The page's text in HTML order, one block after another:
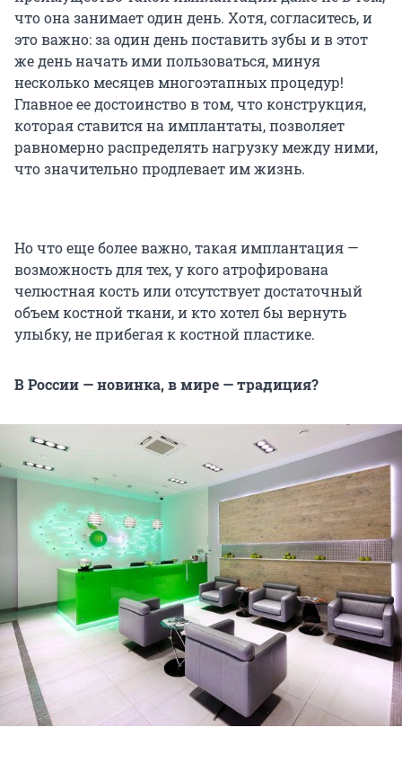
что она занимает один день. Хотя, согласитесь, и
это важно: за один день поставить зубы и в этот
же день начать ими пользоваться, минуя
несколько месяцев многоэтапных процедур!
Главное ее достоинство в том, что конструкция,
которая ставится на имплантаты, позволяет
равномерно распределять нагрузку между ними,
что значительно продлевает им жизнь.
Но что еще более важно, такая имплантация —
возможность для тех, у кого атрофирована
челюстная кость или отсутствует достаточный
объем костной ткани, и кто хотел бы вернуть
улыбку, не прибегая к костной пластике.
В России — новинка, в мире — традиция?